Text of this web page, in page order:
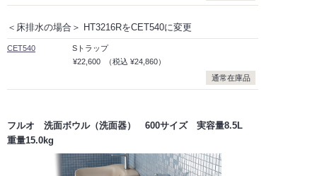
＜床排水の場合＞ HT3216RをCET540に変更
CET540
Sトラップ
¥22,600
（税込 ¥24,860）
通常在庫品
フルオ 洗面ボウル（洗面器） 600サイズ 実容量8.5L
重量15.0kg